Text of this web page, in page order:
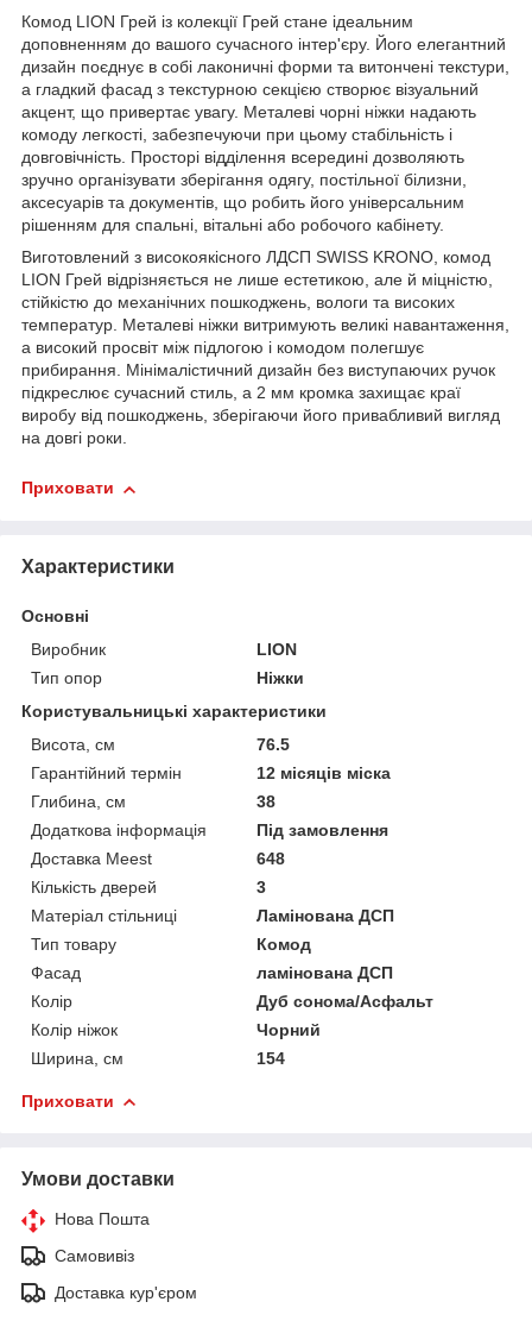
Комод LION Грей із колекції Грей стане ідеальним
доповненням до вашого сучасного інтер'єру. Його елегантний
дизайн поєднує в собі лаконичні форми та витончені текстури,
а гладкий фасад з текстурною секцією створює візуальний
акцент, що привертає увагу. Металеві чорні ніжки надають
комоду легкості, забезпечуючи при цьому стабільність і
довговічність. Просторі відділення всередині дозволяють
зручно організувати зберігання одягу, постільної білизни,
аксесуарів та документів, що робить його універсальним
рішенням для спальні, вітальні або робочого кабінету.
Виготовлений з високоякісного ЛДСП SWISS KRONO, комод
LION Грей відрізняється не лише естетикою, але й міцністю,
стійкістю до механічних пошкоджень, вологи та високих
температур. Металеві ніжки витримують великі навантаження,
а високий просвіт між підлогою і комодом полегшує
прибирання. Мінімалістичний дизайн без виступаючих ручок
підкреслює сучасний стиль, а 2 мм кромка захищає краї
виробу від пошкоджень, зберігаючи його привабливий вигляд
на довгі роки.
Приховати
Характеристики
Основні
Виробник
LION
Тип опор
Ніжки
Користувальницькі характеристики
Висота, см
76.5
Гарантійний термін
12 місяців міска
Глибина, см
38
Додаткова інформація
Під замовлення
Доставка Meest
648
Кількість дверей
3
Матеріал стільниці
Ламінована ДСП
Тип товару
Комод
Фасад
ламінована ДСП
Колір
Дуб сонома/Асфальт
Колір ніжок
Чорний
Ширина, см
154
Приховати
Умови доставки
Нова Пошта
Самовивіз
Доставка кур'єром